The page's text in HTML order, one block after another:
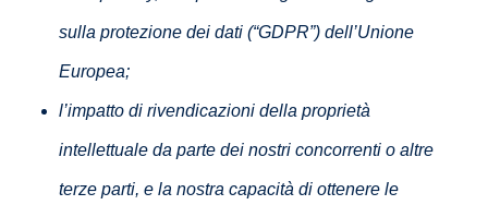
sulla protezione dei dati (“GDPR”) dell’Unione
Europea;
l’impatto di rivendicazioni della proprietà
intellettuale da parte dei nostri concorrenti o altre
terze parti, e la nostra capacità di ottenere le